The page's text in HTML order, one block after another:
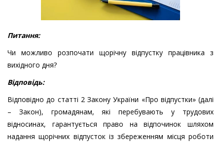
Питання:
Чи можливо розпочати щорічну відпустку працівника з
вихідного дня?
Відповідь:
Відповідно до статті 2 Закону України «Про відпустки» (далі
– Закон), громадянам, які перебувають у трудових
відносинах, гарантується право на відпочинок шляхом
надання щорічних відпусток із збереженням місця роботи